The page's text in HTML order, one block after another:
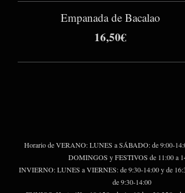
Empanada de Bacalao
16,50€
Horario de VERANO: LUNES a SÁBADO: de 9:00-
DOMINGOS y FESTIVOS de 11:00 a
INVIERNO: LUNES a VIERNES: de 9:30-14:00 y de
de 9:30-14:00